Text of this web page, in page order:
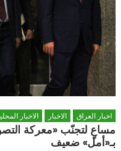
اخبار العراق الاخبار الاخبار
مساعٍ لتجنّب «معركة
بـ«أمل» ضعيف